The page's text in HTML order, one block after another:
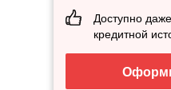
Доступно
кредитной